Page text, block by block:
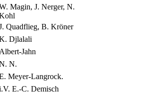
Magin, J. Nerger, N.
Quadflieg, B. Kröner
Djlalali
Albert-Jahn
N.
Meyer-Langrock.
E.-C. Demisch